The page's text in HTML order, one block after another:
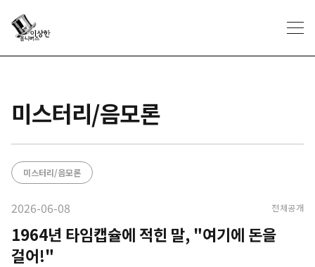
미스터리/음모론
미스터리/음모론
2026-06-08 전체공개
1964년 타임캡슐에 적힌 말, "여기에 돈을
걸어!"